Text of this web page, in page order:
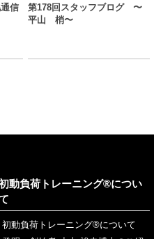
信
第178回スタッフブログ 〜
平山 梢〜
動負荷トレーニング®につい
初動負荷トレーニング®について